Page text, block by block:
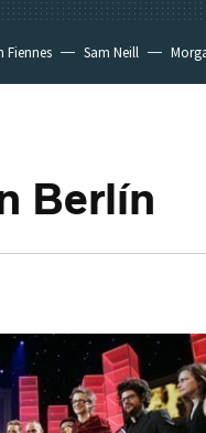
Fiennes Sam Neill
Berlín